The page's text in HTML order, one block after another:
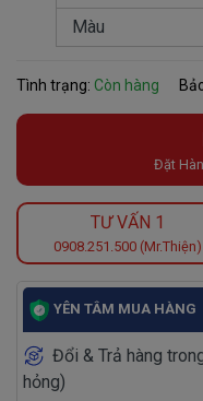
Màu
Tình trạng: Còn hàng
Đặt
TƯ VẤN 1
0908.251.500 (Mr.Thiện)
YÊN TÂM MUA HÀNG
Đổi & Trả hàng
hỏng)